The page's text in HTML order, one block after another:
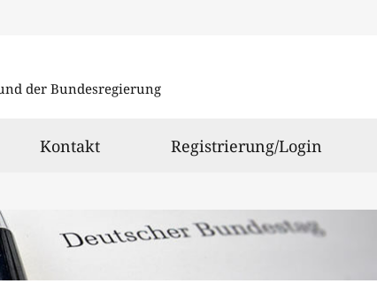
der Bundesregierung
Kontakt Registrierung/Login